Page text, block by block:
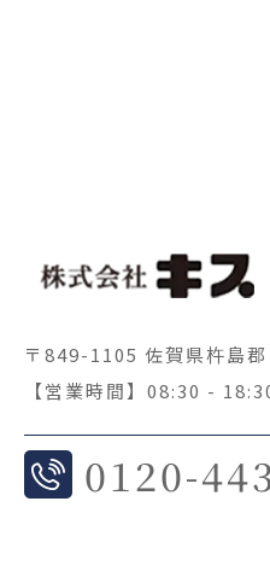
〒849-1105 佐賀県杵島
【営業時間】08:30 -
0120-